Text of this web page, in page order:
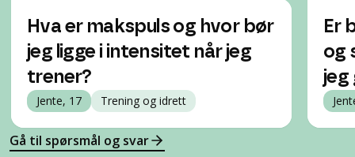
Hva er makspuls og hvor bør
jeg ligge i intensitet når jeg
trener?
Jente, 17 Trening og idrett
Er
og
jeg
Gå til spørsmål og svar